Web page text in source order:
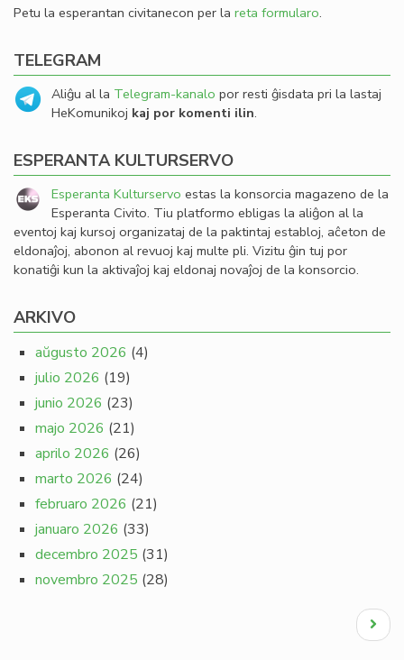
Petu la esperantan civitanecon per la reta formularo.
TELEGRAM
Aliĝu al la Telegram-kanalo por resti ĝisdata pri la lastaj
HeKomunikoj kaj por komenti ilin.
ESPERANTA KULTURSERVO
Esperanta Kulturservo estas la konsorcia magazeno de la
Esperanta Civito. Tiu platformo ebligas la aliĝon al la
eventoj kaj kursoj organizataj de la paktintaj establoj, aĉeton de
eldonaĵoj, abonon al revuoj kaj multe pli. Vizitu ĝin tuj por
konatiĝi kun la aktivaĵoj kaj eldonaj novaĵoj de la konsorcio.
ARKIVO
aŭgusto 2026 (4)
julio 2026 (19)
junio 2026 (23)
majo 2026 (21)
aprilo 2026 (26)
marto 2026 (24)
februaro 2026 (21)
januaro 2026 (33)
decembro 2025 (31)
novembro 2025 (28)
Next
page